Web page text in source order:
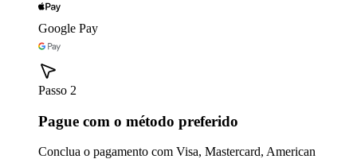
Google Pay
Passo 2
Pague com o método preferido
Conclua o pagamento com Visa, Mastercard, American